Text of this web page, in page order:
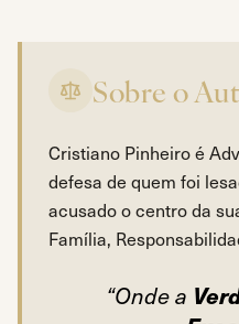
Sobre o
Cristiano Pinheiro é
defesa de quem foi
acusado o centro da
Família,
“Onde a